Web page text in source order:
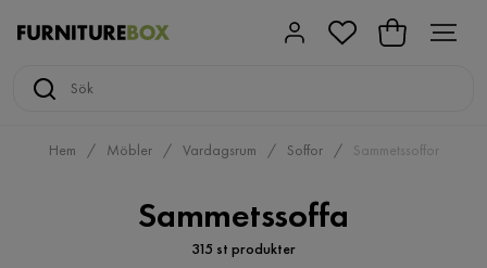
Hem Möbler Vardagsrum Soffor Sammetssoffor
Sammetssoffa
315 st produkter